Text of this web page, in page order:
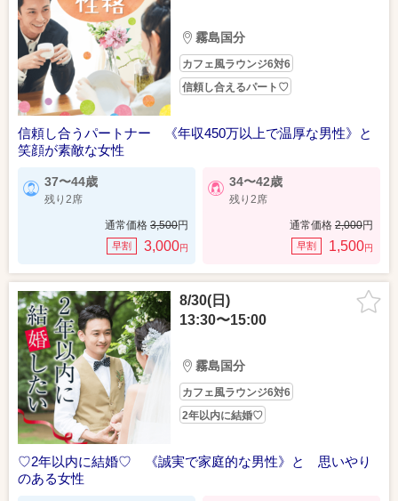
霧島国分
カフェ風ラウンジ6対6
信頼し合えるパート♡
信頼し合うパートナー 《年収450万以上で温厚な男性》と
笑顔が素敵な女性
37〜44歳
残り2席
通常価格 3,500円
早割 3,000円
34〜42歳
残り2席
通常価格 2,000円
早割 1,500円
8/30(日)
13:30〜15:00
霧島国分
カフェ風ラウンジ6対6
2年以内に結婚♡
♡2年以内に結婚♡ 《誠実で家庭的な男性》と 思いやり
のある女性